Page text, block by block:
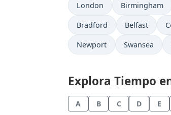
London Birmingham
Bradford Belfast
Newport Swansea
Explora Tiempo
A B C D E